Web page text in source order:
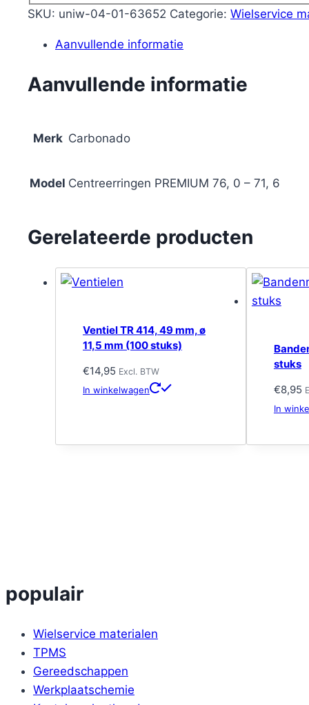
SKU: uniw-04-01-63652 Categorie: Wielservice
Aanvullende informatie
Aanvullende informatie
Merk Carbonado
Model Centreerringen PREMIUM 76, 0 – 71, 6
Gerelateerde producten
Ventiel TR 414, 49 mm, ø
11,5 mm (100 stuks)
€14,95 Excl. BTW
In winkelwagen
stuks
€8,95
In
populair
Wielservice materialen
TPMS
Gereedschappen
Werkplaatschemie